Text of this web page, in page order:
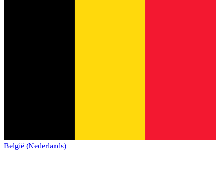
België (Nederlands)